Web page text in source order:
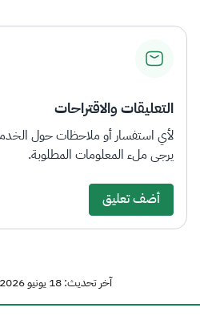
التعليقات والاقتراحات
لأي استفسار أو ملاحظات حول
يرجى ملء المعلومات المطلوبة.
أضف تعليق
آخر تحديث: 18 يونيو 2026 01:16 م المملكة العربية السعودية